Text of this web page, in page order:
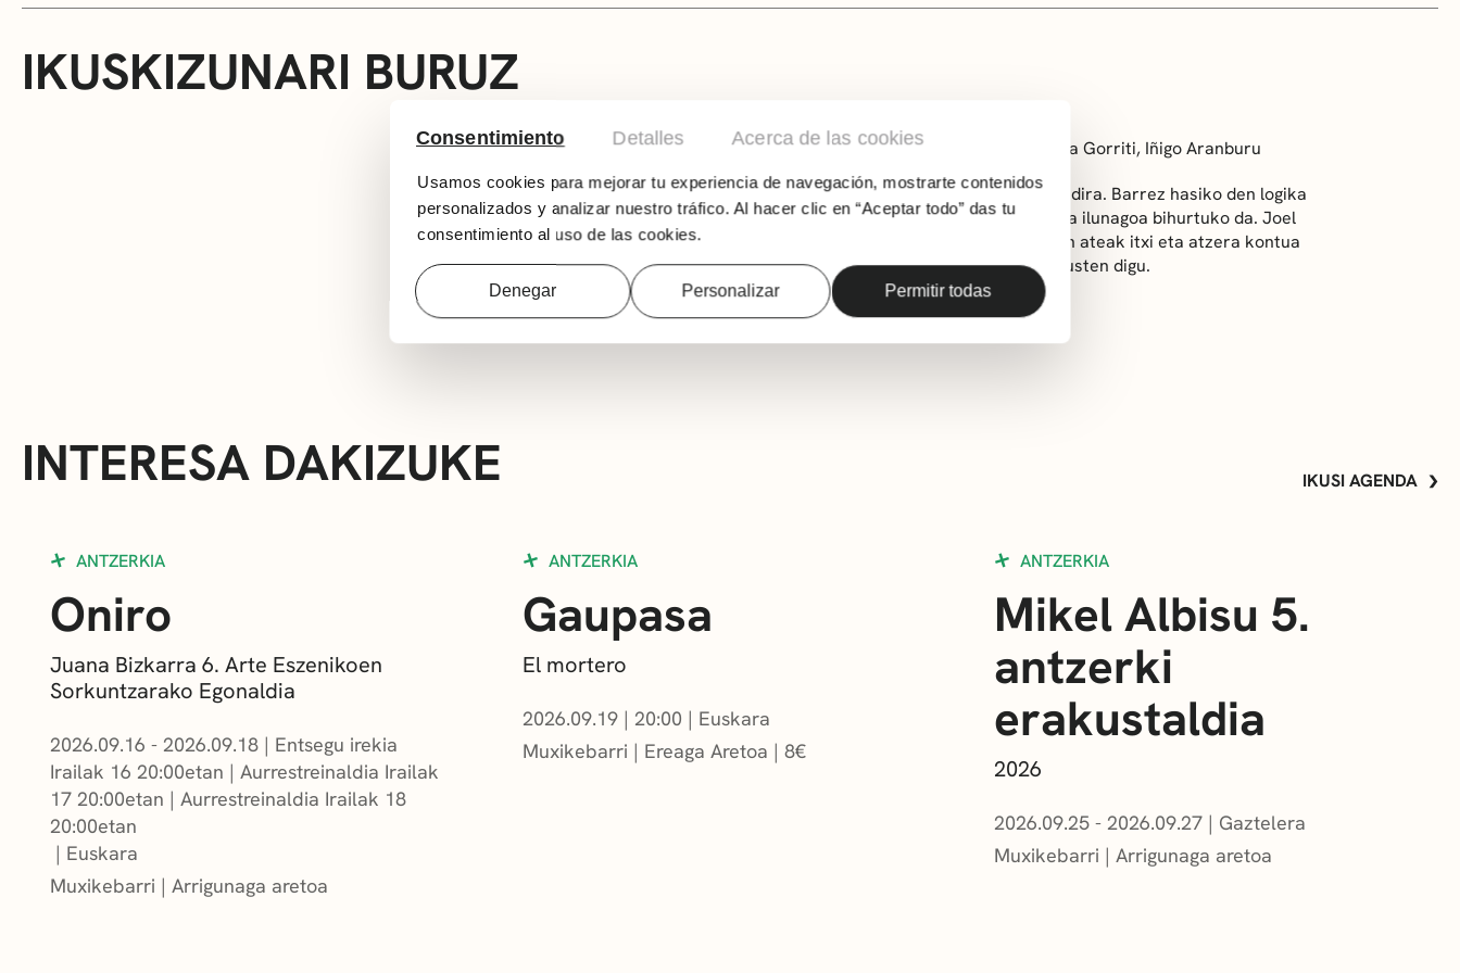
Consentimiento Detalles Acerca de las cookies
Usamos cookies para mejorar tu experiencia de navegación, mostrarte contenidos
personalizados y analizar nuestro tráfico. Al hacer clic en “Aceptar todo” das tu
consentimiento al uso de las cookies.
Denegar Personalizar Permitir todas
IKUSKIZUNARI BURUZ
Zuzendaritza: Begoña Bilbao Lejarzegi
Antzezleak: Zuhaitz Gurrutxaga, Oihana Maritorena, Nerea Gorriti, Iñigo Aranburu
Arratsalde batean, lau lagun escape room batean sartzen dira. Barrez hasiko den logika
joku hau, esperientzia kezkagarri, zentzugabe eta gero eta ilunagoa bihurtuko da. Joel
Joanen eta Héctor Clamunt-en komedia beltz honek, behin ateak itxi eta atzera kontua
hasten denean, laguntasuna norarte iritsi daitekeen erakusten digu.
INTERESA DAKIZUKE IKUSI AGENDA
ANTZERKIA
Oniro
Juana Bizkarra 6. Arte Eszenikoen
Sorkuntzarako Egonaldia
2026.09.16 - 2026.09.18 | Entsegu irekia
Irailak 16 20:00etan | Aurrestreinaldia Irailak
17 20:00etan | Aurrestreinaldia Irailak 18
20:00etan
Euskara
Muxikebarri | Arrigunaga aretoa
ANTZERKIA
Gaupasa
El mortero
2026.09.19| 20:00
Euskara
Muxikebarri | Ereaga Aretoa 8€
ANTZERKIA
Mikel Albisu 5.
antzerki
erakustaldia
2026
2026.09.25 - 2026.09.27
Gaztelera
Muxikebarri |Arrigunaga aretoa